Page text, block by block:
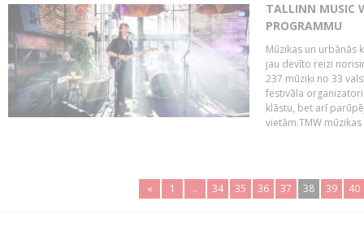
TALLINN MUSIC
PROGRAMMU
Mūzikas un urbānās
jau devīto reizi
237 mūziķi no 33
festivāla
klāstu, bet arī
vietām.TMW
« 1 .. 34 35 36 37 38 39 40